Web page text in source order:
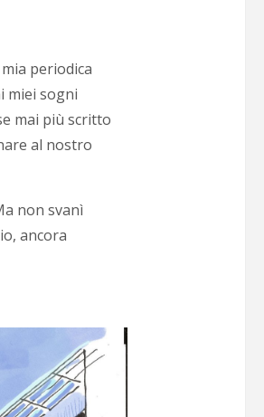
periodica
miei sogni
mai più scritto
al nostro
non svanì
ancora